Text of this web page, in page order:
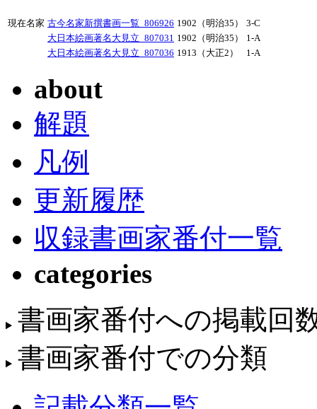
現在名家 古今名家新撰書画一覧_806926 1902（明治35）
3-C
大日本絵画著名大見立_807031 1902（明治35）
1-A
大日本絵画著名大見立_807036 1913（大正2） 1-A
about
解題
凡例
更新履歴
収録書画家番付一覧
categories
書画家番付への掲載回
書画家番付での分類